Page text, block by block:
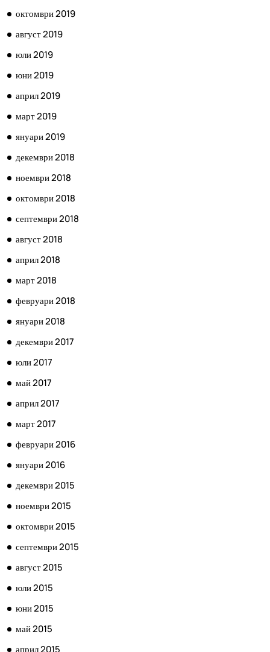
октомври 2019
август 2019
юли 2019
юни 2019
април 2019
март 2019
януари 2019
декември 2018
ноември 2018
октомври 2018
септември 2018
август 2018
април 2018
март 2018
февруари 2018
януари 2018
декември 2017
юли 2017
май 2017
април 2017
март 2017
февруари 2016
януари 2016
декември 2015
ноември 2015
октомври 2015
септември 2015
август 2015
юли 2015
юни 2015
май 2015
април 2015